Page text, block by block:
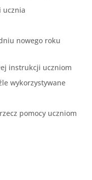
ucznia
nowego roku
instrukcji uczniom
wykorzystywane
pomocy uczniom